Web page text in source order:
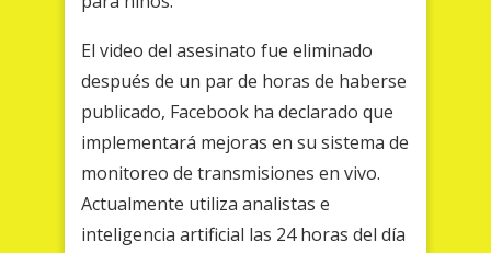
El video del asesinato fue eliminado
después de un par de horas de haberse
publicado, Facebook ha declarado que
implementará mejoras en su sistema de
monitoreo de transmisiones en vivo.
Actualmente utiliza analistas e
inteligencia artificial las 24 horas del día